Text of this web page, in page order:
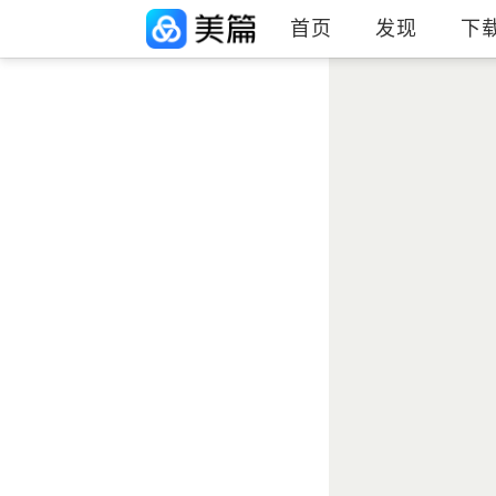
首页 发现 下